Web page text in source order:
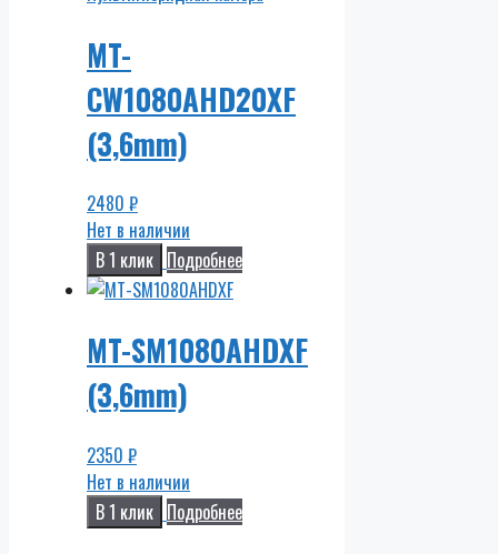
MT-
CW1080AHD20XF
(3,6mm)
2480 ₽
Нет в наличии
В 1 клик Подробнее
MT-SM1080AHDXF
(3,6mm)
2350 ₽
Нет в наличии
В 1 клик Подробнее